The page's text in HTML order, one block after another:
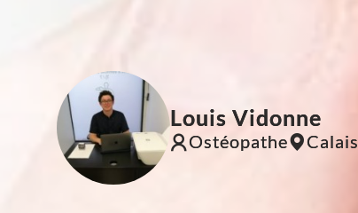
Louis Vidonne
Ostéopathe Calais